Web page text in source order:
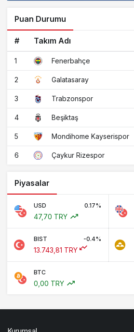
Puan Durumu
# Takım Adı
1 Fenerbahçe
2 Galatasaray
3 Trabzonspor
4 Beşiktaş
5 Mondihome Kayserispor
6 Çaykur Rizespor
Piyasalar
USD 0.17%
47,70 TRY
BIST -0.4%
13.743,81 TRY
BTC
0,00 TRY